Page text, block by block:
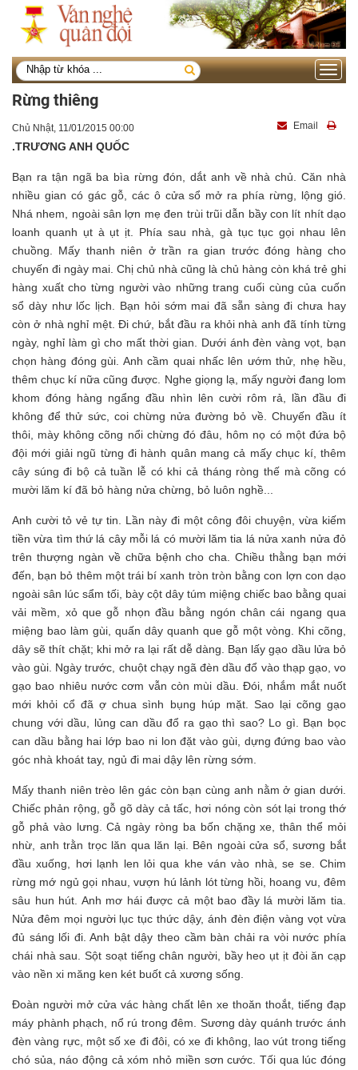
Toggle
Rừng thiêng
Chủ Nhật, 11/01/2015 00:00 Email
.TRƯƠNG ANH QUỐC
Bạn ra tận ngã ba bìa rừng đón, dắt anh về nhà chủ. Căn nhà
nhiều gian có gác gỗ, các ô cửa sổ mở ra phía rừng, lộng gió.
Nhá nhem, ngoài sân lợn mẹ đen trùi trũi dẫn bầy con lít nhít dạo
loanh quanh ụt à ụt ịt. Phía sau nhà, gà tục tục gọi nhau lên
chuồng. Mấy thanh niên ở trần ra gian trước đóng hàng cho
chuyến đi ngày mai. Chị chủ nhà cũng là chủ hàng còn khá trẻ ghi
hàng xuất cho từng người vào những trang cuối cùng của cuốn
sổ dày như lốc lịch. Bạn hỏi sớm mai đã sẵn sàng đi chưa hay
còn ở nhà nghỉ mệt. Đi chứ, bắt đầu ra khỏi nhà anh đã tính từng
ngày, nghỉ làm gì cho mất thời gian. Dưới ánh đèn vàng vọt, bạn
chọn hàng đóng gùi. Anh cầm quai nhấc lên ướm thử, nhẹ hều,
thêm chục kí nữa cũng được. Nghe giọng lạ, mấy người đang lom
khom đóng hàng ngẩng đầu nhìn lên cười rôm rả, lần đầu đi
không để thử sức, coi chừng nửa đường bỏ về. Chuyến đầu ít
thôi, mày không cõng nổi chừng đó đâu, hôm nọ có một đứa bộ
đội mới giải ngũ từng đi hành quân mang cả mấy chục kí, thêm
cây súng đi bộ cả tuần lễ có khi cả tháng ròng thế mà cõng có
mười lăm kí đã bỏ hàng nửa chừng, bỏ luôn nghề...
Anh cười tỏ vẻ tự tin. Lần này đi một công đôi chuyện, vừa kiếm
tiền vừa tìm thứ lá cây mỗi lá có mười lăm tia lá nửa xanh nửa đỏ
trên thượng ngàn về chữa bệnh cho cha. Chiều thằng bạn mới
đến, bạn bỏ thêm một trái bí xanh tròn tròn bằng con lợn con dạo
ngoài sân lúc sẩm tối, bày cột dây túm miệng chiếc bao bằng quai
vải mềm, xỏ que gỗ nhọn đầu bằng ngón chân cái ngang qua
miệng bao làm gùi, quấn dây quanh que gỗ một vòng. Khi cõng,
dây sẽ thít chặt; khi mở ra lại rất dễ dàng. Bạn lấy gạo dầu lửa bỏ
vào gùi. Ngày trước, chuột chạy ngã đèn dầu đổ vào thạp gạo, vo
gạo bao nhiêu nước cơm vẫn còn mùi dầu. Đói, nhắm mắt nuốt
mới khỏi cổ đã ợ chua sình bụng húp mặt. Sao lại cõng gạo
chung với dầu, lủng can dầu đổ ra gạo thì sao? Lo gì. Bạn bọc
can dầu bằng hai lớp bao ni lon đặt vào gùi, dựng đứng bao vào
góc nhà khoát tay, ngủ đi mai dậy lên rừng sớm.
Mấy thanh niên trèo lên gác còn bạn cùng anh nằm ở gian dưới.
Chiếc phản rộng, gỗ gõ dày cả tấc, hơi nóng còn sót lại trong thớ
gỗ phả vào lưng. Cả ngày ròng ba bốn chặng xe, thân thể mỏi
nhừ, anh trằn trọc lăn qua lăn lại. Bên ngoài cửa sổ, sương bắt
đầu xuống, hơi lạnh len lỏi qua khe ván vào nhà, se se. Chim
rừng mớ ngủ gọi nhau, vượn hú lảnh lót từng hồi, hoang vu, đêm
sâu hun hút. Anh mơ hái được cả một bao đầy lá mười lăm tia.
Nửa đêm mọi người lục tục thức dậy, ánh đèn điện vàng vọt vừa
đủ sáng lối đi. Anh bật dậy theo cầm bàn chải ra vòi nước phía
chái nhà sau. Sột soạt tiếng chân người, bầy heo ụt ịt đòi ăn cạp
vào nền xi măng ken két buốt cả xương sống.
Đoàn người mở cửa vác hàng chất lên xe thoăn thoắt, tiếng đạp
máy phành phạch, nổ rú trong đêm. Sương dày quánh trước ánh
đèn vàng rực, một số xe đi đôi, có xe đi không, lao vút trong tiếng
chó sủa, náo động cả xóm nhỏ miền sơn cước. Tối qua lúc đóng